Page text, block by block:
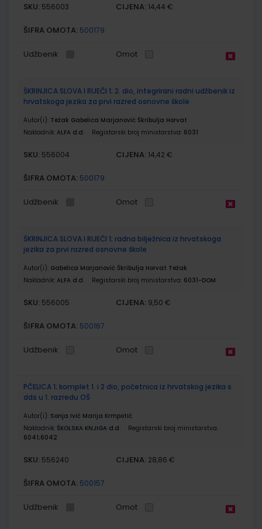
SKU: 556003 CIJENA: 14,44 €
ŠIFRA OMOTA: 500179
Udžbenik Omot
ŠKRINJICA SLOVA I RIJEČI 1; 2. dio, integrirani radni udžbenik iz
hrvatskoga jezika za prvi razred osnovne škole
Autor(i): Težak Gabelica Marjanović Škribulja Horvat
Nakladnik: ALFA d.d. Registarski broj ministarstva: 6031
SKU: 556004 CIJENA: 14,42 €
ŠIFRA OMOTA: 500179
Udžbenik Omot
ŠKRINJICA SLOVA I RIJEČI 1; radna bilježnica iz hrvatskoga
jezika za prvi razred osnovne škole
Autor(i): Gabelica Marjanović Škribulja Horvat Težak
Nakladnik: ALFA d.d. Registarski broj ministarstva: 6031-DOM
SKU: 556005 CIJENA: 9,50 €
ŠIFRA OMOTA: 500167
Udžbenik Omot
PČELICA 1; komplet 1. i 2 dio, početnica iz hrvatskog jezika s
dds u 1. razredu OŠ
Autor(i): Sonja Ivić Marija Krmpotić
Nakladnik: ŠKOLSKA KNJIGA d.d.
Registarski broj ministarstva:
6041;6042
SKU: 556240 CIJENA: 28,86 €
ŠIFRA OMOTA: 500157
Udžbenik Omot